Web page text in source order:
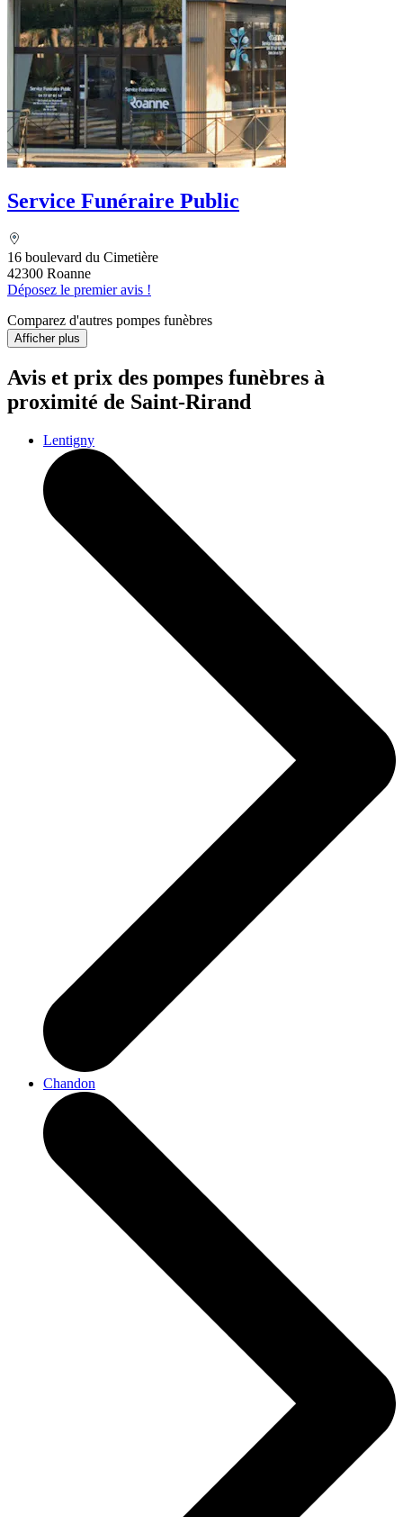
Service Funéraire Public
16 boulevard du Cimetière
42300 Roanne
Déposez le premier avis !
Comparez d'autres pompes funèbres
Afficher plus
Avis et prix des pompes funèbres à
proximité de Saint-Rirand
Lentigny
Chandon